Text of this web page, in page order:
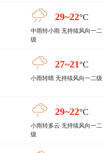
29~22°C
中雨转小雨 无持续风向一二
级
27~21 °C
小雨转晴 无持续风向一二级
29~22°C
小雨转多云 无持续风向一二
级